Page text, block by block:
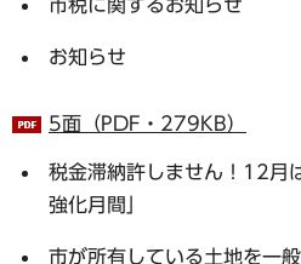
市税に関するお知らせ
お知らせ
5面（PDF・279KB）
税金滞納許しません！12月
強化月間」
市が所有している土地を一